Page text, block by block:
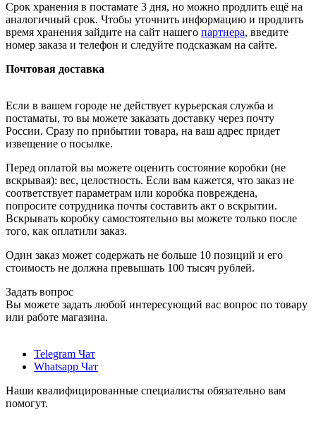
Срок хранения в постамате 3 дня, но можно продлить ещё на
аналогичный срок. Чтобы уточнить информацию и продлить
время хранения зайдите на сайт нашего партнера, введите
номер заказа и телефон и следуйте подсказкам на сайте.
Почтовая доставка
Если в вашем городе не действует курьерская служба и
постаматы, то вы можете заказать доставку через почту
России. Сразу по прибытии товара, на ваш адрес придет
извещение о посылке.
Перед оплатой вы можете оценить состояние коробки (не
вскрывая): вес, целостность. Если вам кажется, что заказ не
соответствует параметрам или коробка повреждена,
попросите сотрудника почты составить акт о вскрытии.
Вскрывать коробку самостоятельно вы можете только после
того, как оплатили заказ.
Один заказ может содержать не больше 10 позиций и его
стоимость не должна превышать 100 тысяч рублей.
Задать вопрос
Вы можете задать любой интересующий вас вопрос по товару
или работе магазина.
Telegram Чат
Whatsapp Чат
Наши квалифицированные специалисты обязательно вам
помогут.